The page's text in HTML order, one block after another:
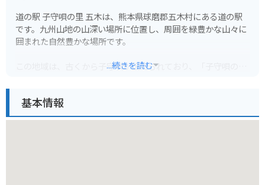
道の駅 子守唄の里 五木は、熊本県球磨郡五木村にある道の駅
です。九州山地の山深い場所に位置し、周囲を緑豊かな山々に
囲まれた自然豊かな場所です。
この地域は、古くから子守唄が伝えられており、「子守唄の
とができます。
...続きを読む
基本情報